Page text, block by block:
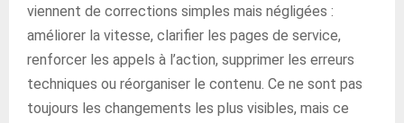
viennent de corrections simples mais négligées :
améliorer la vitesse, clarifier les pages de service,
renforcer les appels à l’action, supprimer les erreurs
techniques ou réorganiser le contenu. Ce ne sont pas
toujours les changements les plus visibles, mais ce